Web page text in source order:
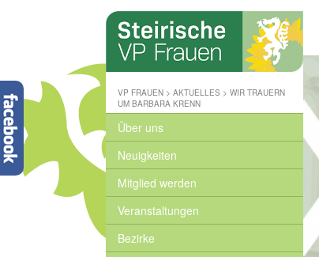
Steirische
Volkspartei
Wo
wir
zuhause
sind
-
www.stvp.at
VP FRAUEN >AKTUELLES >WIR TRAUERN
UM BARBARA KRENN
Über uns
Neuigkeiten
Mitglied werden
Veranstaltungen
Bezirke